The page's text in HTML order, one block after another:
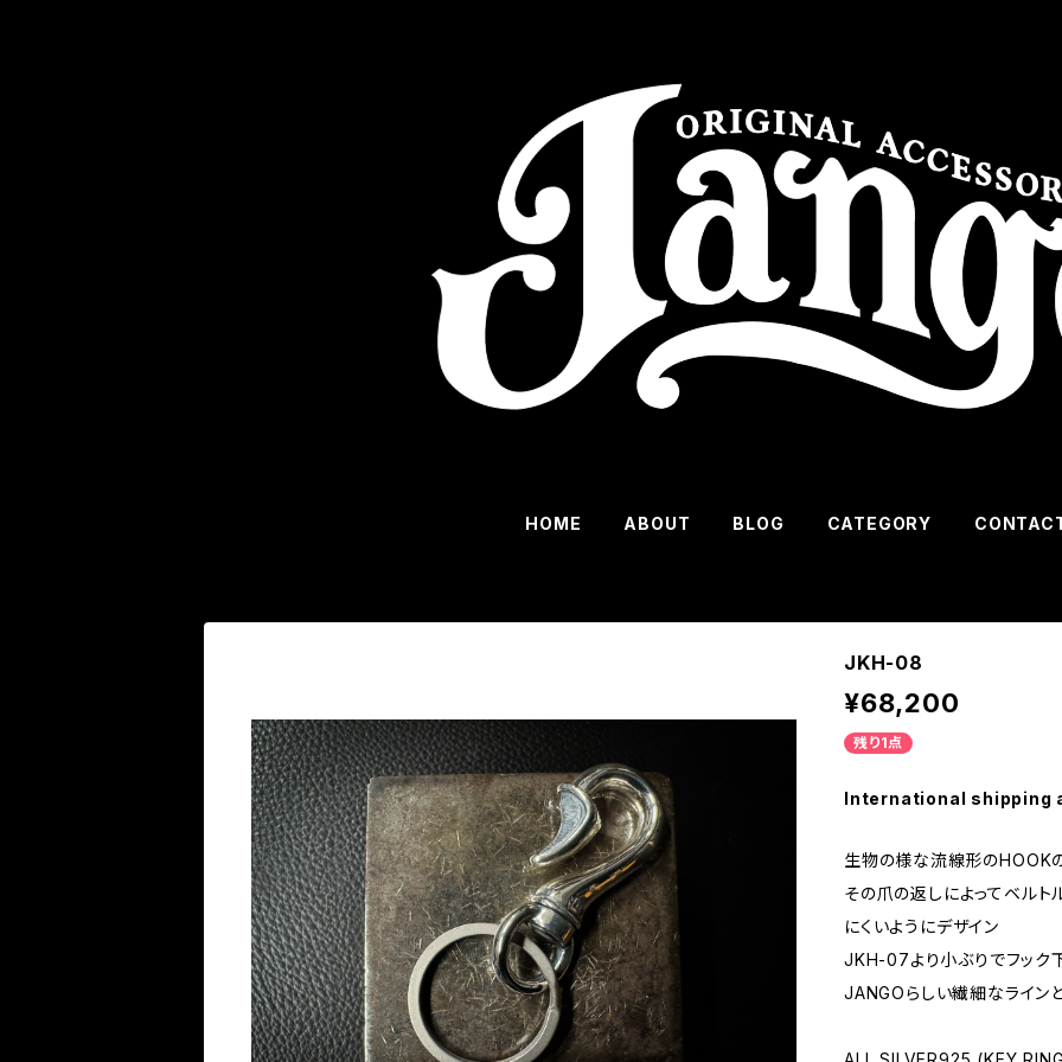
HOME ABOUT BLOG CATEGORY
JKH-08
¥68,200
残り1点
International shipping
生物の様な流線形のHOOK
その爪の返しによってベル
にくいようにデザイン
JKH-07より小ぶりでフック
JANGOらしい繊細なライン